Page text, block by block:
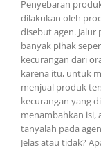
Penyebaran
dilakukan oleh
disebut agen.
banyak pihak
kecurangan dari
karena itu, untuk
menjual produk
kecurangan yang
menambahkan isi,
tanyalah pada
Jelas atau tidak?